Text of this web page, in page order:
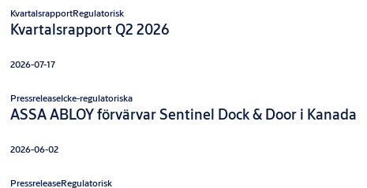
KvartalsrapportRegulatorisk
Kvartalsrapport Q2 2026
2026-07-17
PressreleaseIcke-regulatoriska
ASSA ABLOY förvärvar Sentinel Dock & Door i Kanada
2026-06-02
PressreleaseRegulatorisk